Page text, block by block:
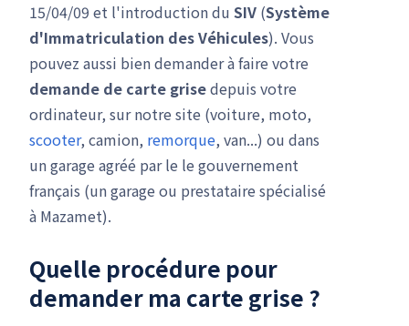
15/04/09 et l'introduction du SIV (Système
d'Immatriculation des Véhicules). Vous
pouvez aussi bien demander à faire votre
demande de carte grisedepuis votre
ordinateur, sur notre site (voiture, moto,
scooter, camion, remorque, van...) ou dans
un garage agréé par le le gouvernement
français (un garage ou prestataire spécialisé
à Mazamet).
Quelle procédure pour
demander ma carte grise ?